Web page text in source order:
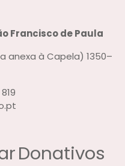
Francisco de Paula
anexa à Capela) 1350–
Donativos